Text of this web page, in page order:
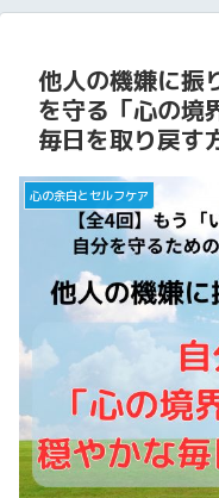
他人の機嫌に振
を守る「心の境
毎日を取り戻す
心の余白とセルフケア